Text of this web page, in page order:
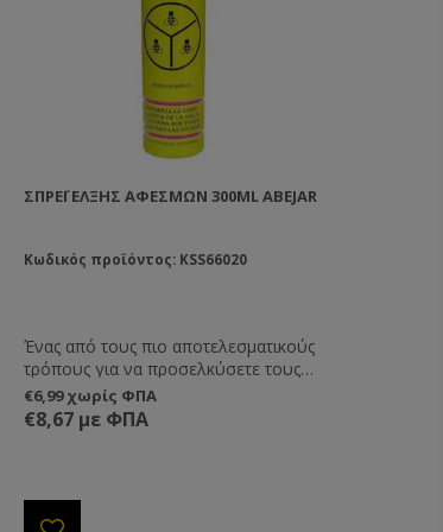
ΣΠΡΈΙ ΈΛΞΗΣ ΑΦΕΣΜΏΝ 300ML ABEJAR
Κωδικός προϊόντος: KSS66020
Ένας από τους πιο αποτελεσματικούς
τρόπους για να προσελκύσετε τους
αφεσμούς. Απλά ψεκάστε εκεί που
θέλετε να μαζευτεί ο αφεσμός. Διαρκεί
μέχρι και 8 ημέρες.
€6,99 χωρίς ΦΠΑ
€8,67 με ΦΠΑ